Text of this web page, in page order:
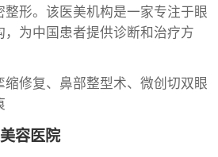
整形。该医美机构是一家专注于眼
，为中国患者提供诊断和治疗方
缩修复、鼻部整型术、微创切双眼
容医院